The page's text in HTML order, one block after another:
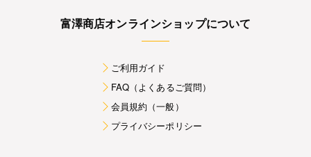
富澤商店オンラインショップについて
ご利用ガイド
FAQ（よくあるご質問）
会員規約（一般）
プライバシーポリシー